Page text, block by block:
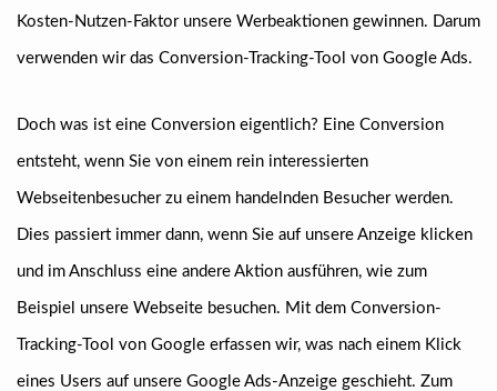
Kosten-Nutzen-Faktor unsere Werbeaktionen gewinnen. Darum
verwenden wir das Conversion-Tracking-Tool von Google Ads.
Doch was ist eine Conversion eigentlich? Eine Conversion
entsteht, wenn Sie von einem rein interessierten
Webseitenbesucher zu einem handelnden Besucher werden.
Dies passiert immer dann, wenn Sie auf unsere Anzeige klicken
und im Anschluss eine andere Aktion ausführen, wie zum
Beispiel unsere Webseite besuchen. Mit dem Conversion-
Tracking-Tool von Google erfassen wir, was nach einem Klick
eines Users auf unsere Google Ads-Anzeige geschieht. Zum